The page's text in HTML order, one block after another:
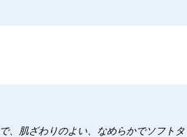
、肌ざわりのよい、なめらかでソフト